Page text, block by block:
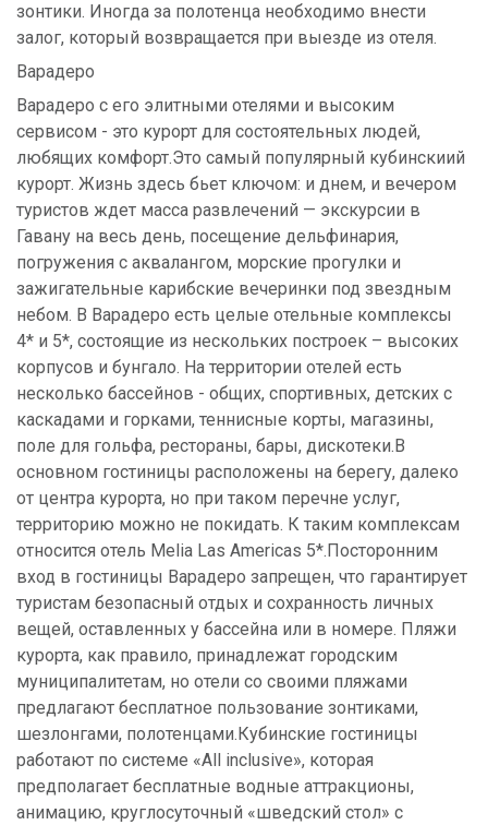
зонтики. Иногда за полотенца необходимо внести
залог, который возвращается при выезде из отеля.
Варадеро
Варадеро с его элитными отелями и высоким
сервисом - это курорт для состоятельных людей,
любящих комфорт.Это самый популярный кубинскиий
курорт. Жизнь здесь бьет ключом: и днем, и вечером
туристов ждет масса развлечений — экскурсии в
Гавану на весь день, посещение дельфинария,
погружения с аквалангом, морские прогулки и
зажигательные карибские вечеринки под звездным
небом. В Варадеро есть целые отельные комплексы
4* и 5*, состоящие из нескольких построек – высоких
корпусов и бунгало. На территории отелей есть
несколько бассейнов - общих, спортивных, детских с
каскадами и горками, теннисные корты, магазины,
поле для гольфа, рестораны, бары, дискотеки.В
основном гостиницы расположены на берегу, далеко
от центра курорта, но при таком перечне услуг,
территорию можно не покидать. К таким комплексам
относится отель Melia Las Americas 5*.Посторонним
вход в гостиницы Варадеро запрещен, что гарантирует
туристам безопасный отдых и сохранность личных
вещей, оставленных у бассейна или в номере. Пляжи
курорта, как правило, принадлежат городским
муниципалитетам, но отели со своими пляжами
предлагают бесплатное пользование зонтиками,
шезлонгами, полотенцами.Кубинские гостиницы
работают по системе «All inclusive», которая
предполагает бесплатные водные аттракционы,
анимацию, круглосуточный «шведский стол» с